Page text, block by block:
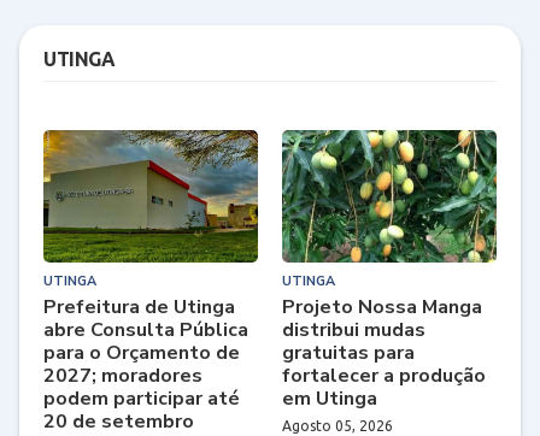
UTINGA
UTINGA
Prefeitura de Utinga
abre Consulta Pública
para o Orçamento de
2027; moradores
podem participar até
20 de setembro
UTINGA
Projeto Nossa Manga
distribui mudas
gratuitas para
fortalecer a produção
em Utinga
Agosto 05, 2026